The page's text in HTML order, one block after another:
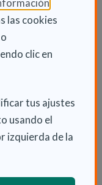
las cookies
clic en
tus ajustes
usando el
izquierda de la